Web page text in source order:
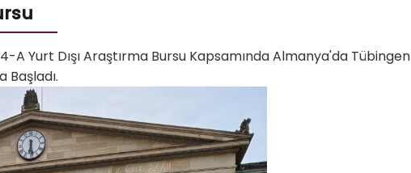
A Yurt Dışı Araştırma Bursu Kapsamında Almanya'da Tübingen
Başladı.